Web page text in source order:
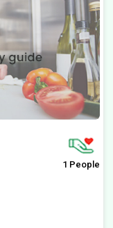
1 People